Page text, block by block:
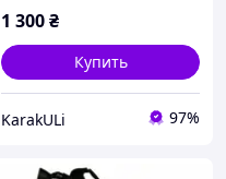
1 300₴
Купить
KarakULi 97%